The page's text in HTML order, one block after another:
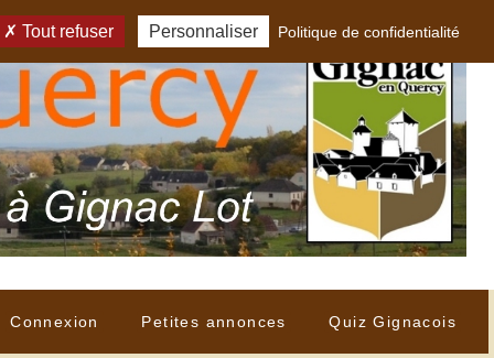
Connexion Petites annonces Quiz Gignacois
Tout refuser Personnaliser Politique de confidentialité